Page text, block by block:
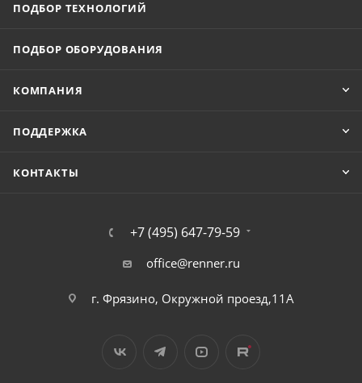
ПОДБОР ТЕХНОЛОГИЙ
ПОДБОР ОБОРУДОВАНИЯ
КОМПАНИЯ
ПОДДЕРЖКА
КОНТАКТЫ
+7 (495) 647-79-59
office@renner.ru
г. Фрязино, Окружной проезд,11А